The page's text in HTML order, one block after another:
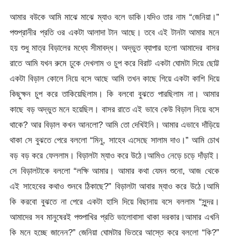
আমার বউকে আমি মাঝে মাঝে ম্যাও বলে ডাকি।যদিও তার নাম “জেনিয়া।”
পশুপ্রানীর প্রতি ওর একটা আলাদা টান আছে। তবে এই টানটা আমার মনে
হয় শুধু মাত্র বিড়ালের মধ্যে সীমাবদ্ধ। অদ্ভুত ব্যাপার হলো আমাদের বাসর
রাতে আমি যখন রুমে ঢুকে দেখলাম ও চুপ করে বিরাট একটা ঘোমটা দিয়ে ছোট্ট
একটা বিড়াল কোলে নিয়ে বসে আছে আমি তখন কাছে গিয়ে একটা কাশি দিয়ে
কিছুক্ষন চুপ করে তাকিয়েছিলাম। কি বলবো বুঝতে পারছিলাম না। আমার
কাছে বড় অদ্ভুত মনে হয়েছিল। বাসর রাতে এই ভাবে কেউ বিড়াল নিয়ে বসে
থাকে? আর বিড়াল কখন আনলো? আমি তো দেখিইনি। আমার এভাবে দাঁড়িয়ে
থাকা সে বুঝতে পেরে বললো “মিনু, সাহেব এসেছে সালাম দাও।” আমি চোখ
বড় বড় করে ফেললাম। বিড়ালটা ম্যাও করে উঠে।আমিও নেড়ে চড়ে দাঁড়াই।
সে বিড়ালটাকে বললো “লক্ষি আমার। আমার কথা যেমন শুনো, আজ থেকে
এই সাহেবের কথাও শুনবে ঠিকাছে?” বিড়ালটা আবার ম্যাও করে উঠে।আমি
কি করবো বুঝতে না পেরে একটা হাসি দিয়ে বিছানায় বসে বললাম “সুন্দর।
আমাদের সব মানুষেরই পশুপাখির প্রতি ভালোবাসা থাকা দরকার।আমার এখনি
কি মনে হচ্ছে জানেন?” জেনিয়া ঘোমটার ভিতরে আস্তে করে বললো “কি?”